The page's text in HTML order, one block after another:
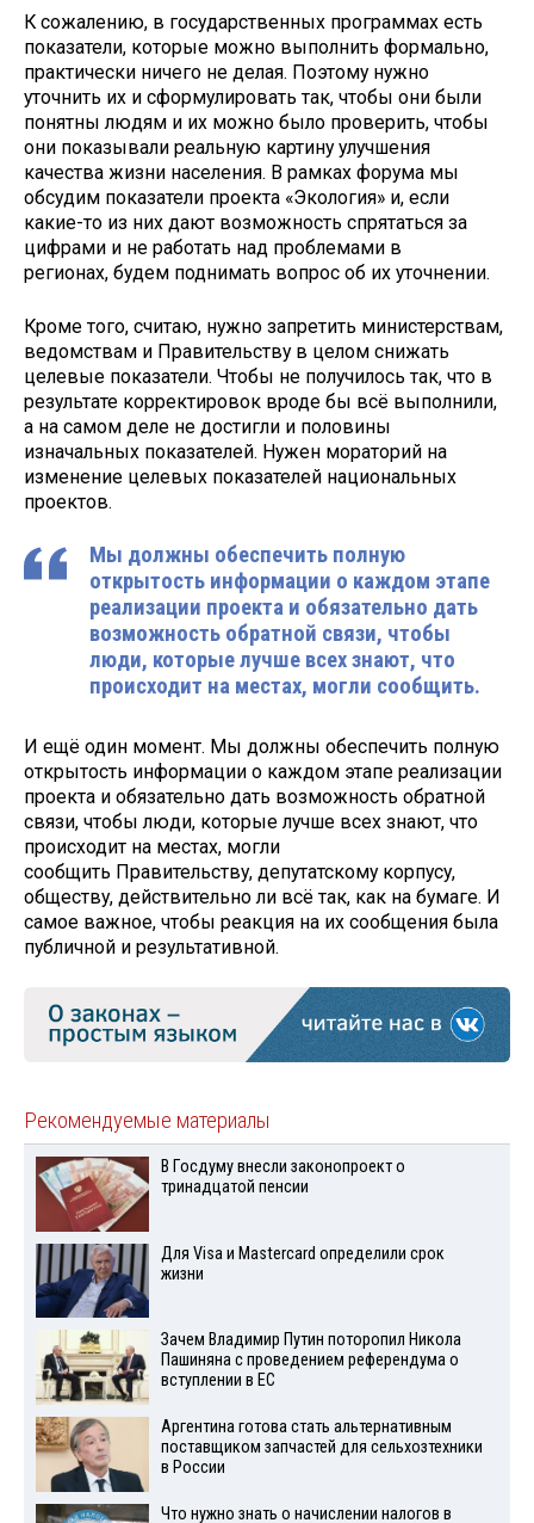
К сожалению, в государственных программах есть
показатели, которые можно выполнить формально,
практически ничего не делая. Поэтому нужно
уточнить их и сформулировать так, чтобы они были
понятны людям и их можно было проверить, чтобы
они показывали реальную картину улучшения
качества жизни населения. В рамках форума мы
обсудим показатели проекта «Экология» и, если
какие-то из них дают возможность спрятаться за
цифрами и не работать над проблемами в
регионах, будем поднимать вопрос об их уточнении.
Кроме того, считаю, нужно запретить министерствам,
ведомствам и Правительству в целом снижать
целевые показатели. Чтобы не получилось так, что в
результате корректировок вроде бы всё выполнили,
а на самом деле не достигли и половины
изначальных показателей. Нужен мораторий на
изменение целевых показателей национальных
проектов.
Мы должны обеспечить полную
открытость информации о каждом этапе
реализации проекта и обязательно дать
возможность обратной связи, чтобы
люди, которые лучше всех знают, что
происходит на местах, могли сообщить.
И ещё один момент. Мы должны обеспечить полную
открытость информации о каждом этапе реализации
проекта и обязательно дать возможность обратной
связи, чтобы люди, которые лучше всех знают, что
происходит на местах, могли
сообщить Правительству, депутатскому корпусу,
обществу, действительно ли всё так, как на бумаге. И
самое важное, чтобы реакция на их сообщения была
публичной и результативной.
Рекомендуемые материалы
В Госдуму внесли законопроект о
тринадцатой пенсии
Для Visа и Mastercard определили срок
жизни
Зачем Владимир Путин поторопил Никола
Пашиняна с проведением референдума о
вступлении в ЕС
Аргентина готова стать альтернативным
поставщиком запчастей для сельхозтехники
в России
Что нужно знать о начислении налогов в